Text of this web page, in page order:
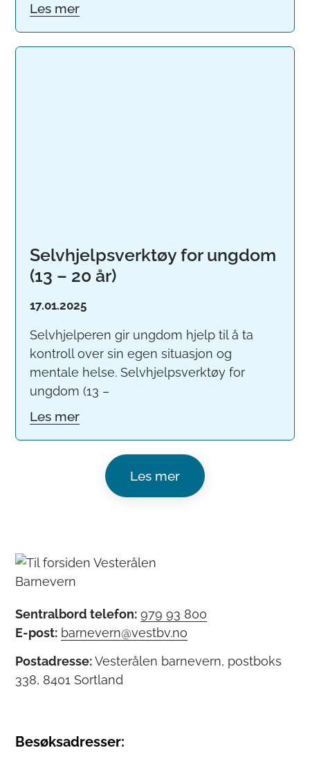
Les mer
Selvhjelpsverktøy for ungdom
(13 – 20 år)
17.01.2025
Selvhjelperen gir ungdom hjelp til å ta
kontroll over sin egen situasjon og
mentale helse. Selvhjelpsverktøy for
ungdom (13 –
Les mer
Les mer
Sentralbord telefon: 979 93 800
E-post: barnevern@vestbv.no
Postadresse:Vesterålen barnevern, postboks
338, 8401 Sortland
Besøksadresser: